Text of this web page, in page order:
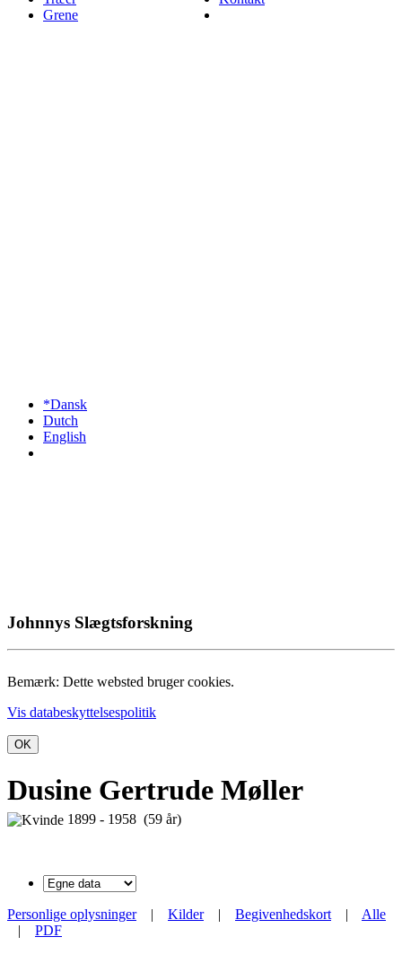
Grene
*Dansk
Dutch
English
Johnnys Slægtsforskning
Bemærk: Dette websted bruger cookies.
Vis databeskyttelsespolitik
OK
Dusine Gertrude Møller
1899 - 1958 (59 år)
Personlige oplysninger| Kilder| Begivenhedskort | Alle
| PDF